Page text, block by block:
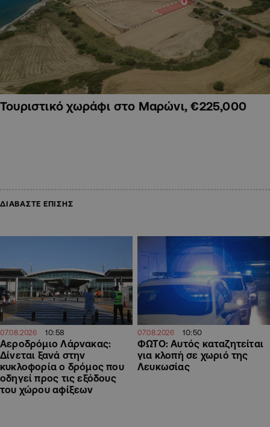
Τουριστικό χωράφι στο Μαρώνι, €225,000
ΔΙΑΒΑΣΤΕ ΕΠΙΣΗΣ
07.08.2026 10:58
Αεροδρόμιο Λάρνακας:
Δίνεται ξανά στην
κυκλοφορία ο δρόμος που
οδηγεί προς τις εξόδους
του χώρου αφίξεων
07.08.2026 10:50
ΦΩΤΟ: Αυτός καταζητείται
για κλοπή σε χωριό της
Λευκωσίας